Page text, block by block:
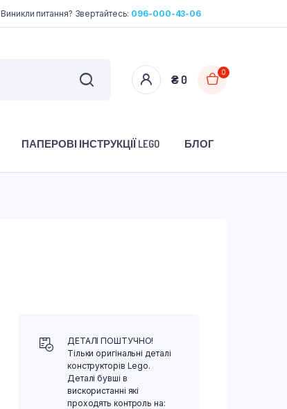
Виникли питання? Звертайтесь: 096-000-43-06
₴ 0
0
ПАПЕРОВІ ІНСТРУКЦІЇ LEGO БЛОГ
ДЕТАЛІ ПОШТУЧНО!
Тільки оригінальні деталі
конструкторів Lego.
Деталі бувші в
вискористанні які
проходять контроль на: